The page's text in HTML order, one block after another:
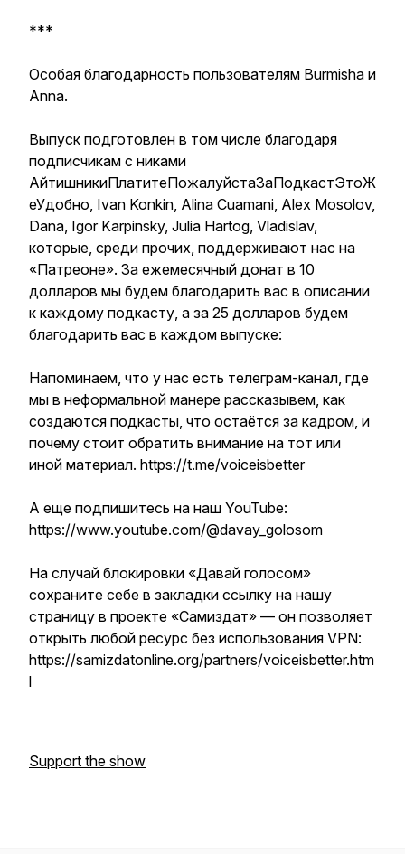
***
Особая благодарность пользователям Burmisha и
Аnna.
Выпуск подготовлен в том числе благодаря
подписчикам с никами
АйтишникиПлатитеПожалуйстаЗаПодкастЭтоЖ
еУдобно, Ivan Konkin, Alina Cuamani, Alex Mosolov,
Dana, Igor Karpinsky, Julia Hartog, Vladislav,
которые, среди прочих, поддерживают нас на
«Патреоне». За ежемесячный донат в 10
долларов мы будем благодарить вас в описании
к каждому подкасту, а за 25 долларов будем
благодарить вас в каждом выпуске:
Напоминаем, что у нас есть телеграм-канал, где
мы в неформальной манере рассказывем, как
создаются подкасты, что остаётся за кадром, и
почему стоит обратить внимание на тот или
иной материал. https://t.me/voiceisbetter
А еще подпишитесь на наш YouTube:
https://www.youtube.com/@davay_golosom
На случай блокировки «Давай голосом»
сохраните себе в закладки ссылку на нашу
страницу в проекте «Самиздат» — он позволяет
открыть любой ресурс без использования VPN:
https://samizdatonline.org/partners/voiceisbetter.htm
l
Support the show